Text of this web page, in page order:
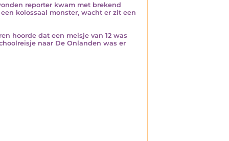
reporter kwam met brekend
kolossaal monster, wacht er zit een
hoorde dat een meisje van 12 was
naar De Onlanden was er